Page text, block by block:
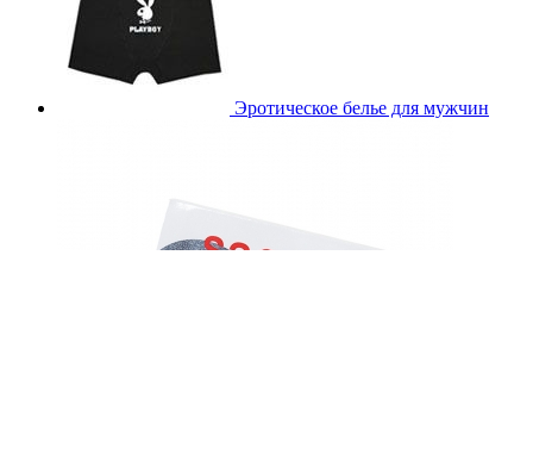
Эротическое белье для мужчин